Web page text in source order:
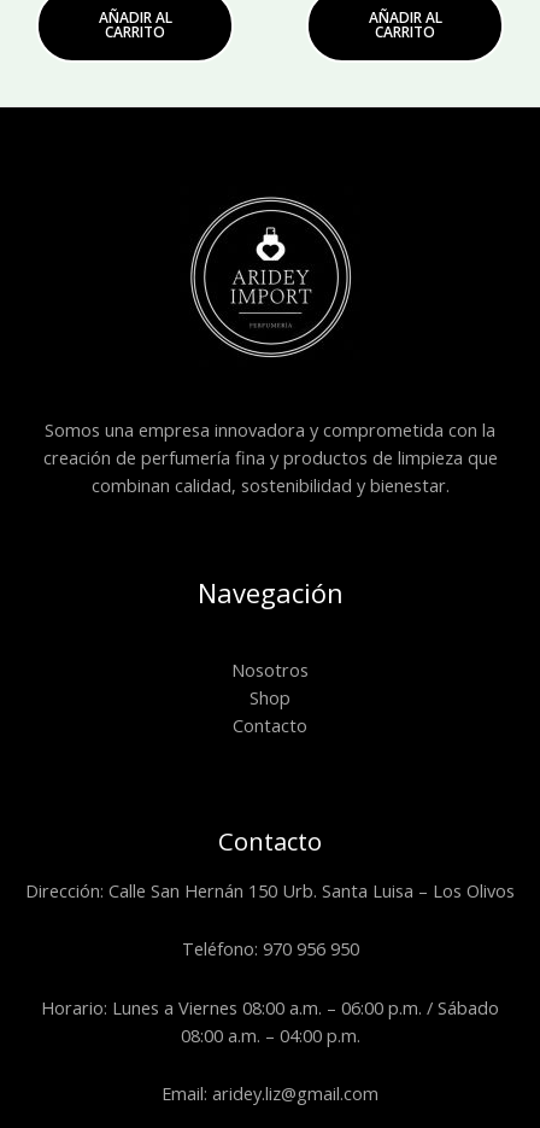
AÑADIR AL
CARRITO
AÑADIR AL
CARRITO
Somos una empresa innovadora y comprometida con la
creación de perfumería fina y productos de limpieza que
combinan calidad, sostenibilidad y bienestar.
Navegación
Nosotros
Shop
Contacto
Contacto
Dirección: Calle San Hernán 150 Urb. Santa Luisa – Los Olivos
Teléfono: 970 956 950
Horario: Lunes a Viernes 08:00 a.m. – 06:00 p.m. / Sábado
08:00 a.m. – 04:00 p.m.
Email: aridey.liz@gmail.com